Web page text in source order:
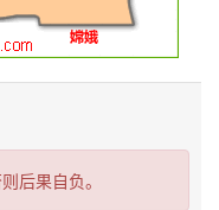
后果自负。